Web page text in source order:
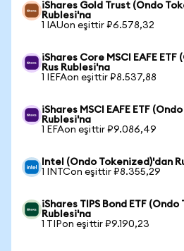
iShares Gold Trust (Ondo
Rublesi'na
1 IAUon eşittir ₽6.578,32
iShares Core MSCI EAFE
Rus Rublesi'na
1 IEFAon eşittir ₽8.537,88
iShares MSCI EAFE ETF
Rublesi'na
1 EFAon eşittir ₽9.086,49
Intel (Ondo Tokenized)'dan
1 INTCon eşittir ₽8.355,29
iShares TIPS Bond ETF
Rublesi'na
1 TIPon eşittir ₽9.190,23